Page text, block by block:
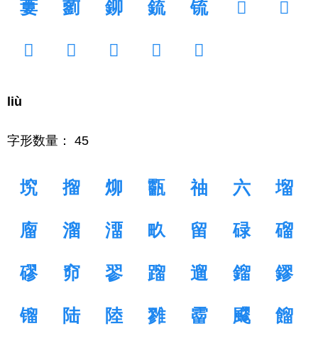
蔞 藰 鉚 鋶 锍 𠛓 𦊑
𦊗 𦌁 𨋖 𨍸 𩖴
liù
字形数量： 45
㙀 㨨 㶯 㽌 䄂 六 塯
廇 溜 澑 畂 留 碌 磂
磟 窌 翏 蹓 遛 鎦 鏐
镏 陆 陸 雡 霤 飂 餾